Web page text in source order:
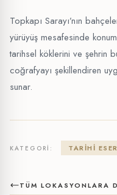
Topkapı Sarayı’nın
yürüyüş mesafesinde
tarihsel köklerini ve şehrin
coğrafyayı şekillendiren
sunar.
KATEGORI: TARIHI
TÜM LOKASYONLARA